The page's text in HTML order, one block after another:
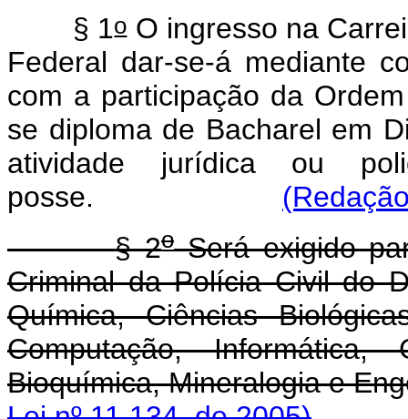
§ 1oO ingresso na
Federal dar-se-á mediante
com a participação da
se diploma de Bacharel em
atividade jurídica ou
posse.
§ 2oSerá exigido
Criminal da Polícia Civil do
Química, Ciências
Computação, Informática,
Bioquímica,